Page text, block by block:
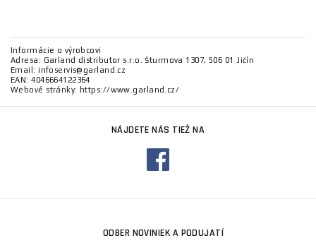
Informácie o výrobcovi
Adresa: Garland distributor s.r.o. Šturmova 1307, 506 01 Jičín
Email: infoservis@garland.cz
EAN: 4046664122364
Webové stránky: https://www.garland.cz/
NÁJDETE NÁS TIEŽ NA
ODBER NOVINIEK A PODUJATÍ